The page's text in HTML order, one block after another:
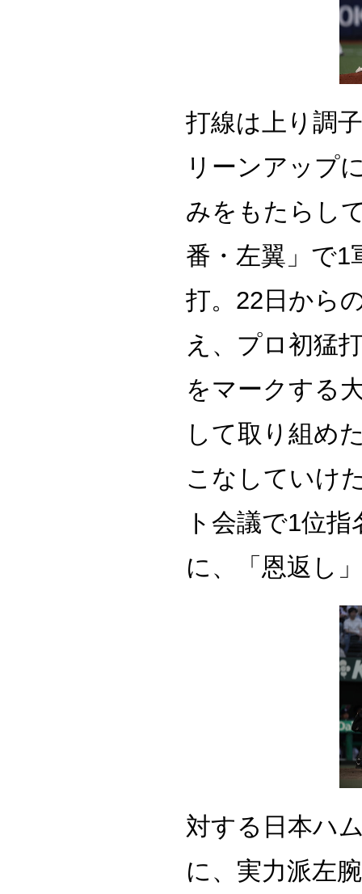
打線は上り調
リーンアップ
みをもたらし
番・左翼」で1
打。22日から
え、プロ初猛
をマークする
して取り組め
こなしていけ
ト会議で1位
に、「恩返し
対する日本ハ
に、実力派左